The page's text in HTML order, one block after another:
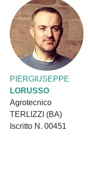
PIERGIUSEPPE
LORUSSO
Agrotecnico
TERLIZZI (BA)
Iscritto N. 00451